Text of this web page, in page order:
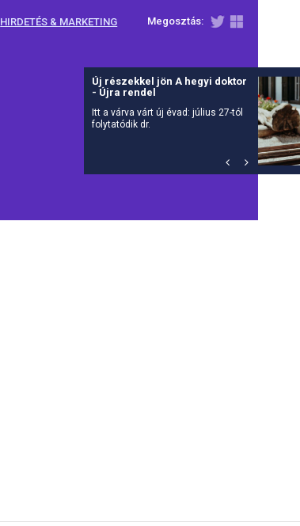
Megosztás:
HIRDETÉS & MARKETING
Új részekkel jön A hegyi doktor
- Újra rendel
Itt a várva várt új évad: július 27-tól
folytatódik dr.